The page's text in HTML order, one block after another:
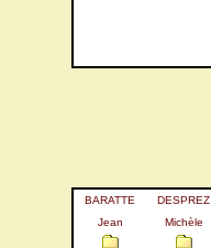
BARATTE
Jean
DESPREZ
Michèle